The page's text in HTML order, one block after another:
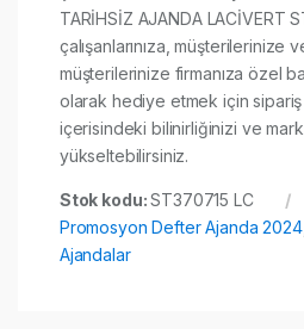
TARİHSİZ AJANDA LACİVERT
çalışanlarınıza, müşterilerinize
müşterilerinize firmanıza özel
olarak hediye etmek için
içerisindeki bilinirliğinizi ve
yükseltebilirsiniz.
Stok kodu:ST370715 LC
Promosyon Defter Ajanda 2024,
Ajandalar